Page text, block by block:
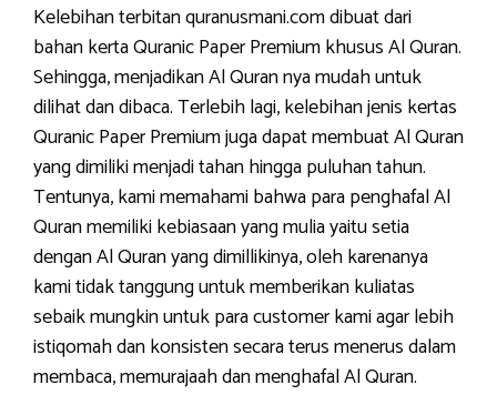
Kelebihan terbitan quranusmani.com dibuat dari
bahan kerta Quranic Paper Premium khusus Al Quran.
Sehingga, menjadikan Al Quran nya mudah untuk
dilihat dan dibaca. Terlebih lagi, kelebihan jenis kertas
Quranic Paper Premium juga dapat membuat Al Quran
yang dimiliki menjadi tahan hingga puluhan tahun.
Tentunya, kami memahami bahwa para penghafal Al
Quran memiliki kebiasaan yang mulia yaitu setia
dengan Al Quran yang dimillikinya, oleh karenanya
kami tidak tanggung untuk memberikan kuliatas
sebaik mungkin untuk para customer kami agar lebih
istiqomah dan konsisten secara terus menerus dalam
membaca, memurajaah dan menghafal Al Quran.